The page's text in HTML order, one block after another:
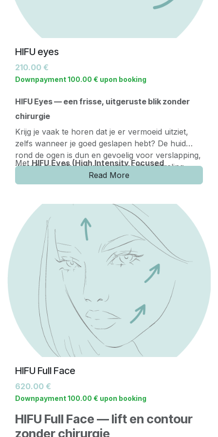
HIFU eyes
210.00 €
Downpayment100.00 € upon booking
HIFU Eyes — een frisse, uitgeruste blik zonder
chirurgie
Krijg je vaak te horen dat je er vermoeid uitziet,
zelfs wanneer je goed geslapen hebt? De huid
rond de ogen is dun en gevoelig voor verslapping,
waardoor wallen en een vermoeide uitstraling
sneller zichtbaar worden.
MetHIFU Eyes (High Intensity Focused
kunnen we de huid onder de ogen op
eendieper niveau liften en verstevigen, zonder
natuurlijke collageenaanmaak, waardoor de huid
geleidelijk strakker wordt en wallen minder
zichtbaar zijn.
Vermindert wallen en vermoeide uitstraling
Niet-invasief en zonder downtime
Het resultaat is eenfrissere, meer uitgeruste blik
— volledig natuurlijk.
Read More
HIFU Full Face
620.00 €
Downpayment100.00 € upon booking
HIFU Full Face — lift en contour
zonder chirurgie